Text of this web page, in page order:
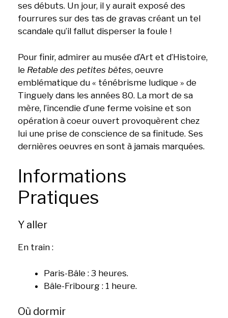
ses débuts. Un jour, il y aurait exposé des
fourrures sur des tas de gravas créant un tel
scandale qu’il fallut disperser la foule !
Pour finir, admirer au musée d’Art et d’Histoire,
le Retable des petites bêtes, oeuvre
emblématique du « ténébrisme ludique » de
Tinguely dans les années 80. La mort de sa
mère, l’incendie d’une ferme voisine et son
opération à coeur ouvert provoquèrent chez
lui une prise de conscience de sa finitude. Ses
dernières oeuvres en sont à jamais marquées.
Informations
Pratiques
Y aller
En train :
Paris-Bâle : 3 heures.
Bâle-Fribourg : 1 heure.
Où dormir